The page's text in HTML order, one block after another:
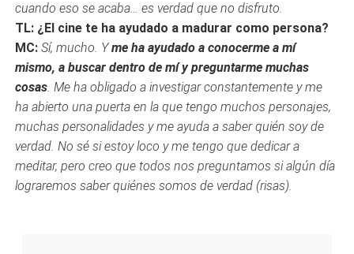
cuando eso se acaba… es verdad que no disfruto.
TL: ¿El cine te ha ayudado a madurar como persona?
MC: Sí, mucho. Yme ha ayudado a conocerme a mí
mismo, a buscar dentro de mí y preguntarme muchas
cosas. Me ha obligado a investigar constantemente y me
ha abierto una puerta en la que tengo muchos personajes,
muchas personalidades y me ayuda a saber quién soy de
verdad. No sé si estoy loco y me tengo que dedicar a
meditar, pero creo que todos nos preguntamos si algún día
lograremos saber quiénes somos de verdad (risas).